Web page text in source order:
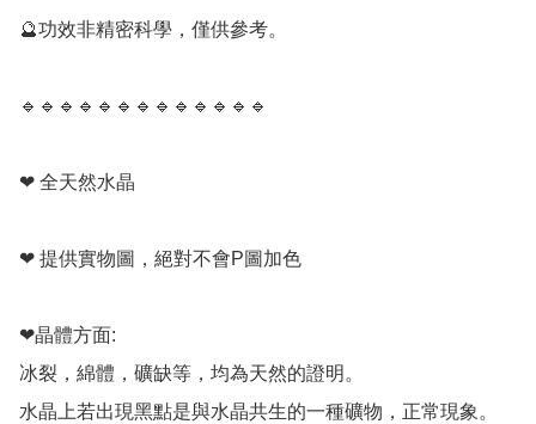
🔮功效非精密科學，僅供參考。
🔹️🔹️🔹️🔹️🔹️🔹️🔹️🔹️🔹️🔹️🔹️🔹️🔹️
❤ 全天然水晶
❤ 提供實物圖，絕對不會P圖加色
❤晶體方面:
冰裂，綿體，礦缺等，均為天然的證明。
水晶上若出現黑點是與水晶共生的一種礦物，正常現象。